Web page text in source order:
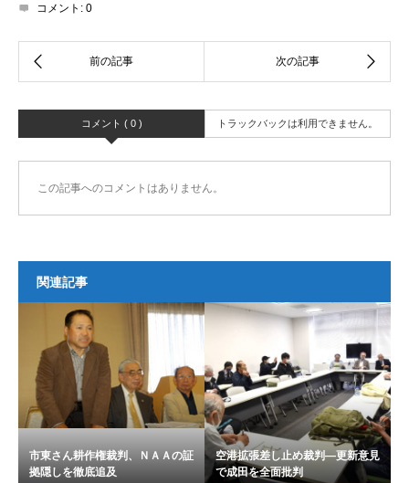
コメント: 0
コメント ( 0 ) トラックバックは利用できません。
この記事へのコメントはありません。
関連記事
市東さん耕作権裁判、ＮＡＡの証
拠隠しを徹底追及
空港拡張差し止め裁判―更新意見
で成田を全面批判